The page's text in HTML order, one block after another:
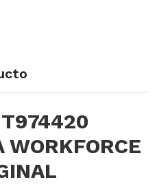
WORKFORCE